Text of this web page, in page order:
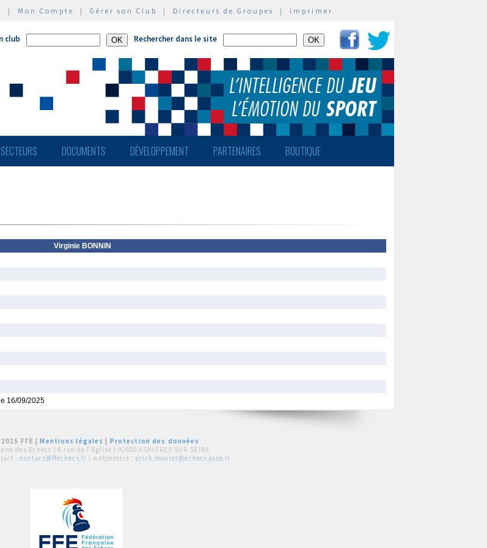
| Mon Compte | Gérer son Club | Directeurs de Groupes | Imprimer
club Rechercher dans le site
SECTEURS DOCUMENTS DÉVELOPPEMENT PARTENAIRES BOUTIQUE
Virginie BONNIN
16/09/2025
FFE |Mentions légales
Protection des données
des Echecs | 6 rue de l'Eglise | 92600 ASNIERES SUR SEINE
: contact@ffechecs.fr | webmestre : erick.mouret@echecs.asso.fr